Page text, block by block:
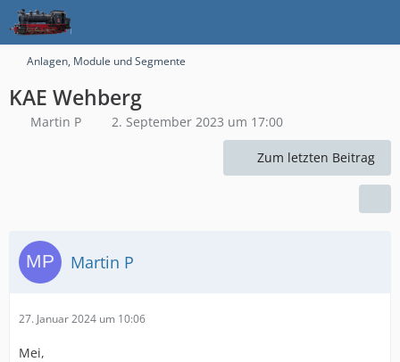
Anlagen, Module und Segmente
KAE Wehberg
Martin P 2. September 2023 um 17:00
Zum letzten Beitrag
Martin P
27. Januar 2024 um 10:06
Mei,